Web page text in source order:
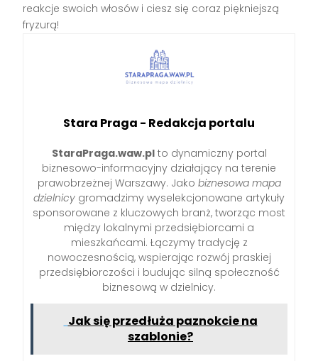
reakcje swoich włosów i ciesz się coraz piękniejszą
fryzurą!
Stara Praga - Redakcja portalu
StaraPraga.waw.plto dynamiczny portal
biznesowo-informacyjny działający na terenie
prawobrzeżnej Warszawy. Jako biznesowa mapa
dzielnicy gromadzimy wyselekcjonowane artykuły
sponsorowane z kluczowych branż, tworząc most
między lokalnymi przedsiębiorcami a
mieszkańcami. Łączymy tradycję z
nowoczesnością, wspierając rozwój praskiej
przedsiębiorczości i budując silną społeczność
biznesową w dzielnicy.
Jak się przedłuża paznokcie na
szablonie?